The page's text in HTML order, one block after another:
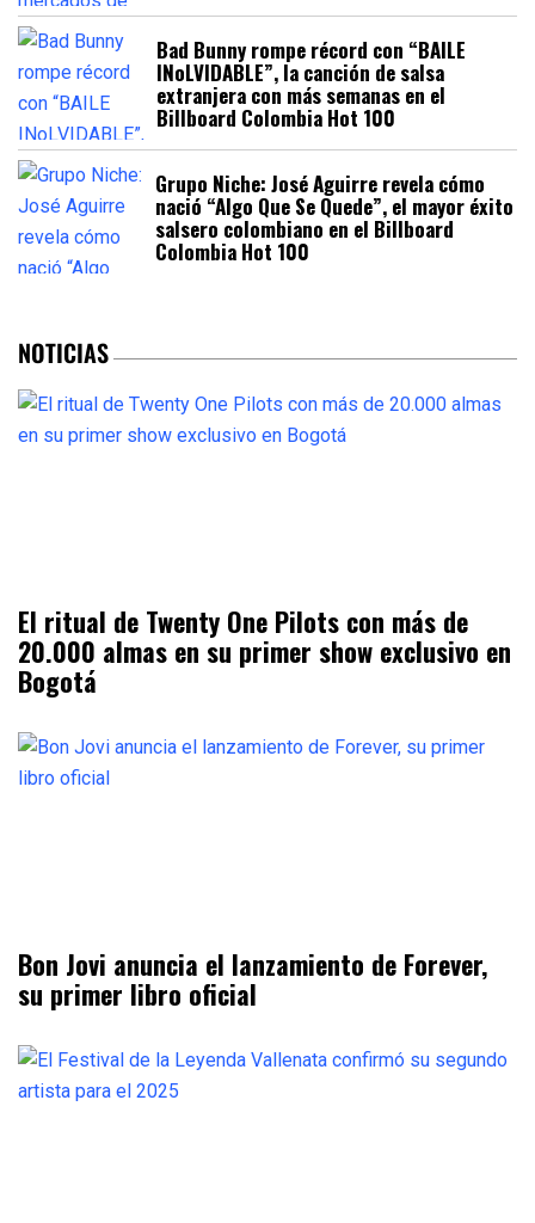
Bad Bunny rompe récord con “BAILE
INoLVIDABLE”, la canción de salsa
extranjera con más semanas en el
Billboard Colombia Hot 100
Grupo Niche: José Aguirre revela cómo
nació “Algo Que Se Quede”, el mayor éxito
salsero colombiano en el Billboard
Colombia Hot 100
NOTICIAS
El ritual de Twenty One Pilots con más de
20.000 almas en su primer show exclusivo en
Bogotá
Bon Jovi anuncia el lanzamiento de Forever,
su primer libro oficial